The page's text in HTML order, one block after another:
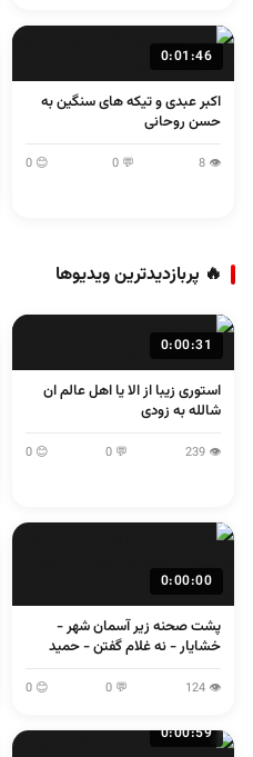
0:01:46
اکبر عبدی و تیکه های سنگین به
حسن روحانی
👁 8
💬 0
😊 0
🔥 پربازدیدترین ویدیوها
0:00:31
استوری زیبا از الا یا اهل عالم ان
شالله به زودی
👁 239
💬 0
😊 0
0:00:00
پشت صحنه زیر آسمان شهر -
خشایار - نه غلام گفتن - حمید
👁 124
💬 0
😊 0
0:00:59